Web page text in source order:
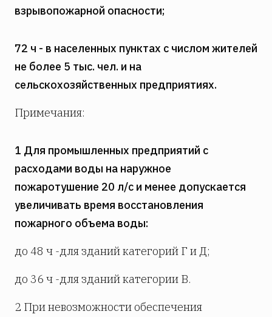
взрывопожарной опасности;
72 ч - в населенных пунктах с числом жителей
не более 5 тыс. чел. и на
сельскохозяйственных предприятиях.
Примечания:
1 Для промышленных предприятий с
расходами воды на наружное
пожаротушение 20 л/с и менее допускается
увеличивать время восстановления
пожарного объема воды:
до 48 ч -для зданий категорий Г и Д;
до 36 ч -для зданий категории В.
2 При невозможности обеспечения